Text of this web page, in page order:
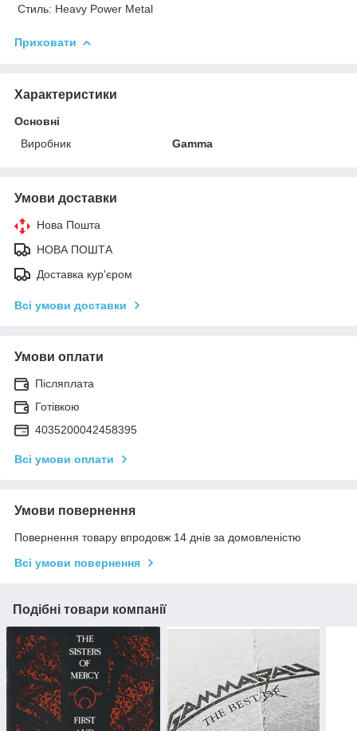
Стиль: Heavy Power Metal
Приховати
Характеристики
Основні
Виробник
Gamma
Умови доставки
Нова Пошта
НОВА ПОШТА
Доставка кур'єром
Всі умови доставки
Умови оплати
Післяплата
Готівкою
4035200042458395
Всі умови оплати
Умови повернення
Повернення товару впродовж 14 днів за домовленістю
Всі умови повернення
Подібні товари компанії